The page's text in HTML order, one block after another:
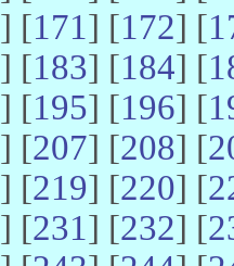
] [171] [172] [
] [183] [184] [
] [195] [196] [
] [207] [208] [
] [219] [220] [
] [231] [232] [